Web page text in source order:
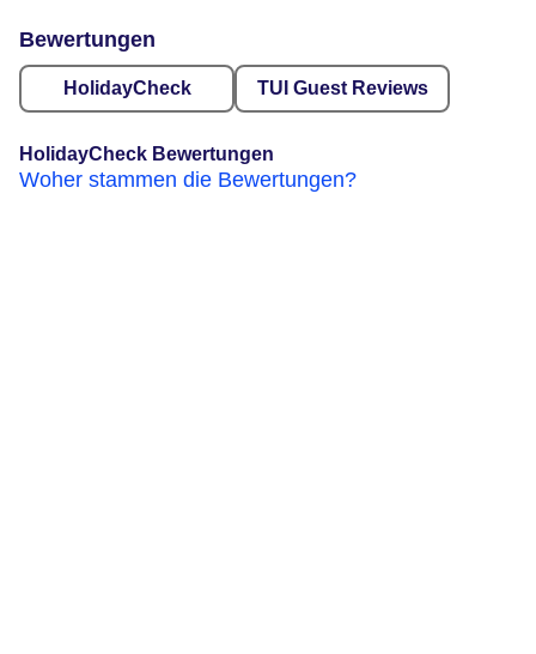
Bewertungen
HolidayCheck TUI Guest Reviews
HolidayCheck Bewertungen
Woher stammen die Bewertungen?